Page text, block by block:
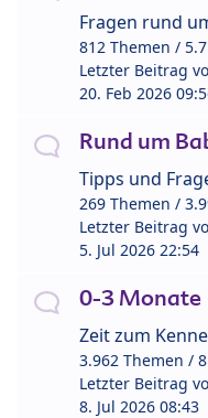
Fragen rund
812 Themen /
Letzter Beitrag
20. Feb 2026
Rund um
Tipps und
269 Themen /
Letzter Beitrag
5. Jul 2026 22:54
0-3 Monate
Zeit zum
3.962 Themen /
Letzter Beitrag
8. Jul 2026 08:43